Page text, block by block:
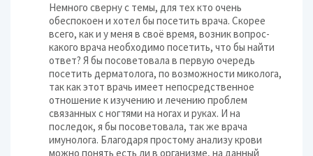
Немного сверну с темы, для тех кто очень
обеспокоен и хотел бы посетить врача. Скорее
всего, как и у меня в своё время, возник вопрос-
какого врача необходимо посетить, что бы найти
ответ? Я бы посоветовала в первую очередь
посетить дерматолога, по возможности миколога,
так как этот врачь имеет непосредственное
отношение к изучению и лечению проблем
связанных с ногтями на ногах и руках. И на
последок, я бы посоветовала, так же врача
имунолога. Благодаря простому анализу крови
можно понять есть ли в организме, на данный